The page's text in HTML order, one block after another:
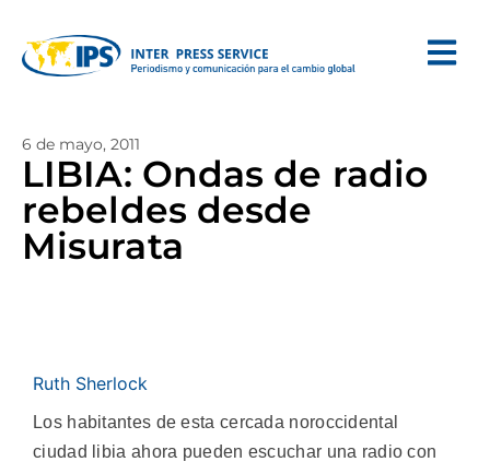
6 de mayo, 2011
LIBIA: Ondas de radio
rebeldes desde
Misurata
Ruth Sherlock
Los habitantes de esta cercada noroccidental
ciudad libia ahora pueden escuchar una radio con